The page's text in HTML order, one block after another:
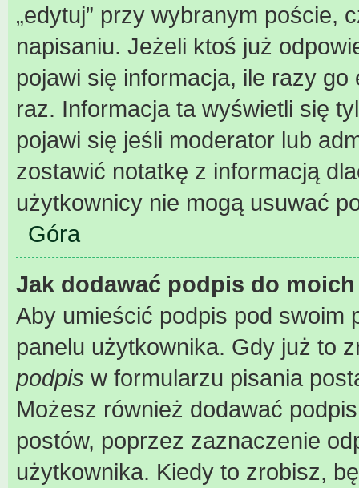
„edytuj” przy wybranym poście,
napisaniu. Jeżeli ktoś już
pojawi się informacja, ile razy go
raz. Informacja ta wyświetli się
pojawi się jeśli moderator lub
zostawić notatkę z informacją
użytkownicy nie mogą usuwać
Góra
Jak dodawać podpis do
Aby umieścić podpis pod swoim
panelu użytkownika. Gdy już to
podpis w formularzu pisania
Możesz również dodawać
postów, poprzez zaznaczenie
użytkownika. Kiedy to zrobisz,